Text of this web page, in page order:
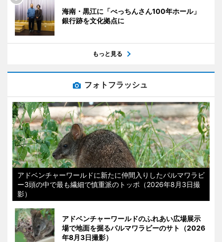
海南・黒江に「べっちんさん100年ホール」
銀行跡を文化拠点に
もっと見る
フォトフラッシュ
アドベンチャーワールドに新たに仲間入りしたパルマワラビ
ー3頭の中で最も繊細で慎重派のトッポ（2026年8月3日撮
影）
アドベンチャーワールドのふれあい広場展示
場で地面を掘るパルマワラビーのサト（2026
年8月3日撮影）